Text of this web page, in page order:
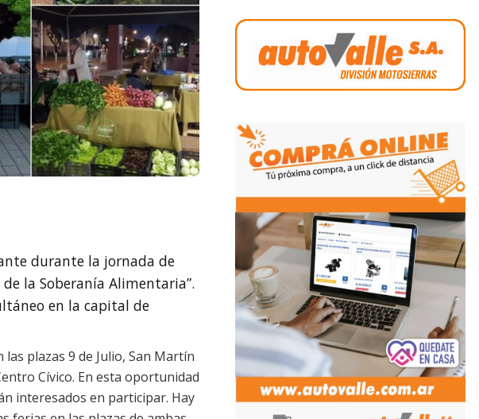
durante la jornada de
la Soberanía Alimentaria”.
en la capital de
las plazas 9 de Julio, San Martín
Cívico. En esta oportunidad
interesados en participar. Hay